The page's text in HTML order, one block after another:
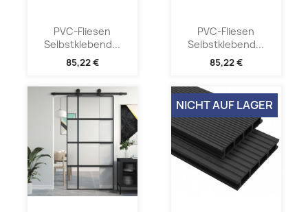
PVC-Fliesen
Selbstklebend...
85,22 €
PVC-Fliesen
Selbstklebend...
85,22 €
NICHT AUF LAGER